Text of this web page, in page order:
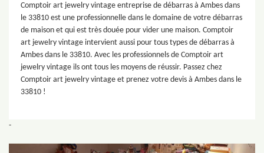
Comptoir art jewelry vintage entreprise de débarras à Ambes dans
le 33810 est une professionnelle dans le domaine de votre débarras
de maison et qui est très douée pour vider une maison. Comptoir
art jewelry vintage intervient aussi pour tous types de débarras à
Ambes dans le 33810. Avec les professionnels de Comptoir art
jewelry vintage ils ont tous les moyens de réussir. Passez chez
Comptoir art jewelry vintage et prenez votre devis à Ambes dans le
33810 !
-